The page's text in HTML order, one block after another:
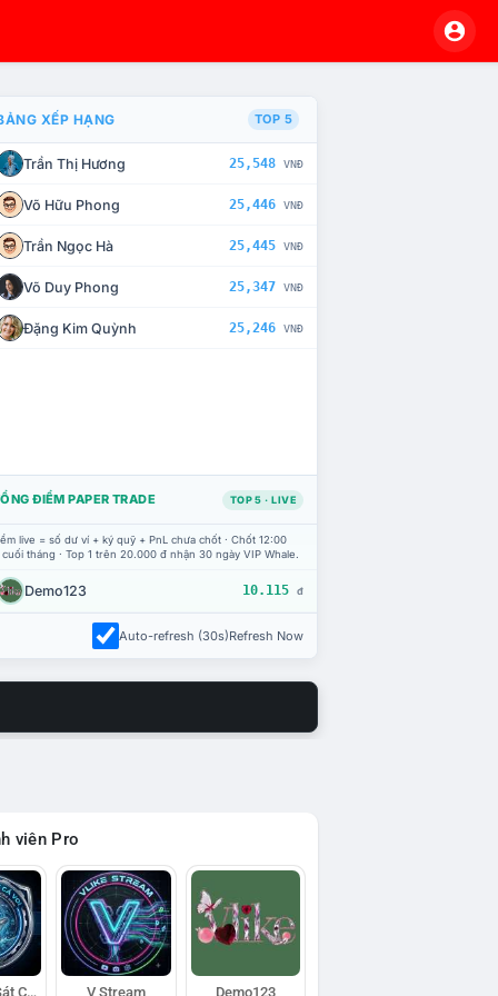
CHẾ TÀI XỬ LÝ VI PHẠM
XẾP HẠNG TOP 5
Trần Thị Hương 25,548 VNĐ
Võ Hữu Phong 25,446 VNĐ
Trần Ngọc Hà 25,445 VNĐ
Võ Duy Phong 25,347 VNĐ
Đặng Kim Quỳnh 25,246 VNĐ
ĐIỂM PAPER TRADE TOP 5 · LIVE
live = số dư ví + ký quỹ + PnL chưa chốt · Chốt 12:00
tháng · Top 1 trên 20.000 đ nhận 30 ngày VIP Whale.
Demo123 10.115 đ
Auto-refresh (30s)Refresh Now
viên Pro
Đội Trinh Sát Cá Voi V Stream Demo123